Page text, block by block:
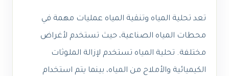
تعد تحلية المياه وتنقية المياه عمليات مهمة في
محطات المياه الصناعية، حيث تستخدم لأغراض
مختلفة. تحلية المياه تستخدم لإزالة الملوثات
الكيميائية والأملاح من المياه، بينما يتم استخدام